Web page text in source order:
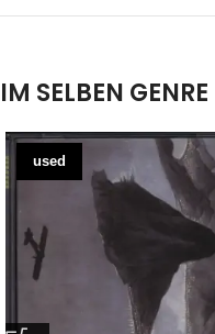
IM SELBEN GENRE
used